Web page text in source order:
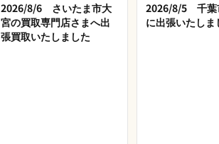
2026/8/6 さいたま市大
宮の買取専門店さまへ出
張買取いたしました
2026/8/5 千葉
に出張いたしま